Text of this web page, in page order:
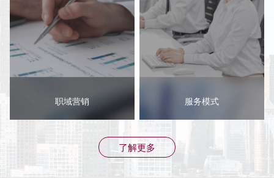
职域营销 服务模式
了解更多